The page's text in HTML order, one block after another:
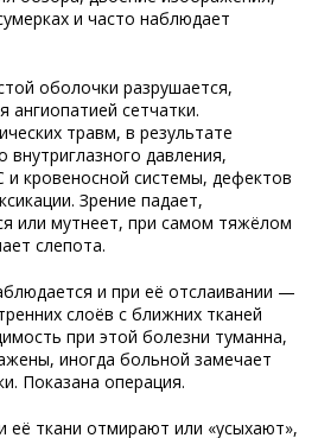
и часто наблюдает
оболочки разрушается,
ангиопатией сетчатки.
травм, в результате
давления,
кровеносной системы, дефектов
Зрение падает,
или мутнеет, при самом тяжёлом
слепота.
и при её отслаивании —
слоёв с ближних тканей
при этой болезни туманна,
иногда больной замечает
Показана операция.
её ткани отмирают или «усыхают»,